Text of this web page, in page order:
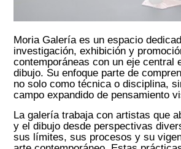
Moria Galería es un espacio
investigación, exhibición y
contemporáneas con un eje central
dibujo. Su enfoque parte de
no solo como técnica o disciplina,
campo expandido de pensamiento
La galería trabaja con artistas que
y el dibujo desde perspectivas
sus límites, sus procesos y su